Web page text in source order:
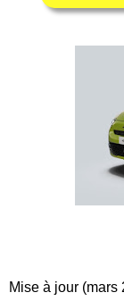
Mise à jour (mars